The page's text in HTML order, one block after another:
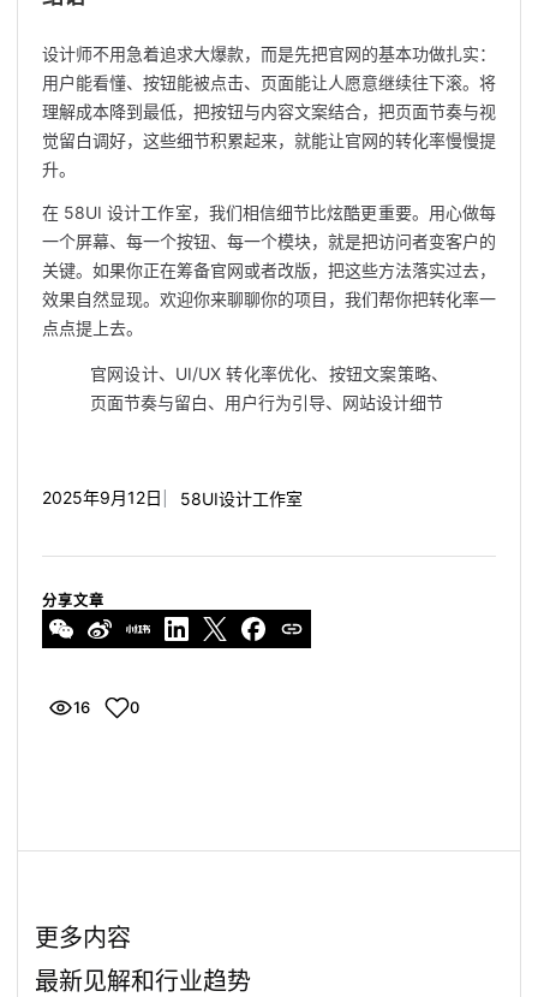
设计师不用急着追求大爆款，而是先把官网的基本功做扎实：
用户能看懂、按钮能被点击、页面能让人愿意继续往下滚。将
理解成本降到最低，把按钮与内容文案结合，把页面节奏与视
觉留白调好，这些细节积累起来，就能让官网的转化率慢慢提
升。
在 58UI 设计工作室，我们相信细节比炫酷更重要。用心做每
一个屏幕、每一个按钮、每一个模块，就是把访问者变客户的
关键。如果你正在筹备官网或者改版，把这些方法落实过去，
效果自然显现。欢迎你来聊聊你的项目，我们帮你把转化率一
点点提上去。
官网设计、UI/UX 转化率优化、按钮文案策略、
页面节奏与留白、用户行为引导、网站设计细节
2025年9月12日 58UI设计工作室
分享文章
浏览量
16 喜欢这篇文章
0
更多内容
最新见解和行业趋势